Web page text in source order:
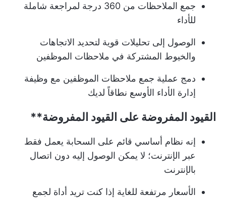
جمع الملاحظات من 360 درجة لمراجعة شاملة
للأداء
الوصول إلى تحليلات قوية لتحديد الاتجاهات
والخيوط المشتركة في ملاحظات الموظفين
دمج عملية جمع ملاحظات الموظفين مع وظيفة
إدارة الأداء الأوسع نطاقاً لديك
القيود المفروضة على القيود المفروضة**
إنه نظام أساسي قائم على السحابة يعمل فقط
عبر الإنترنت؛ لا يمكن الوصول إليه دون اتصال
بالإنترنت
الأسعار مرتفعة للغاية إذا كنت تريد أداة لجمع